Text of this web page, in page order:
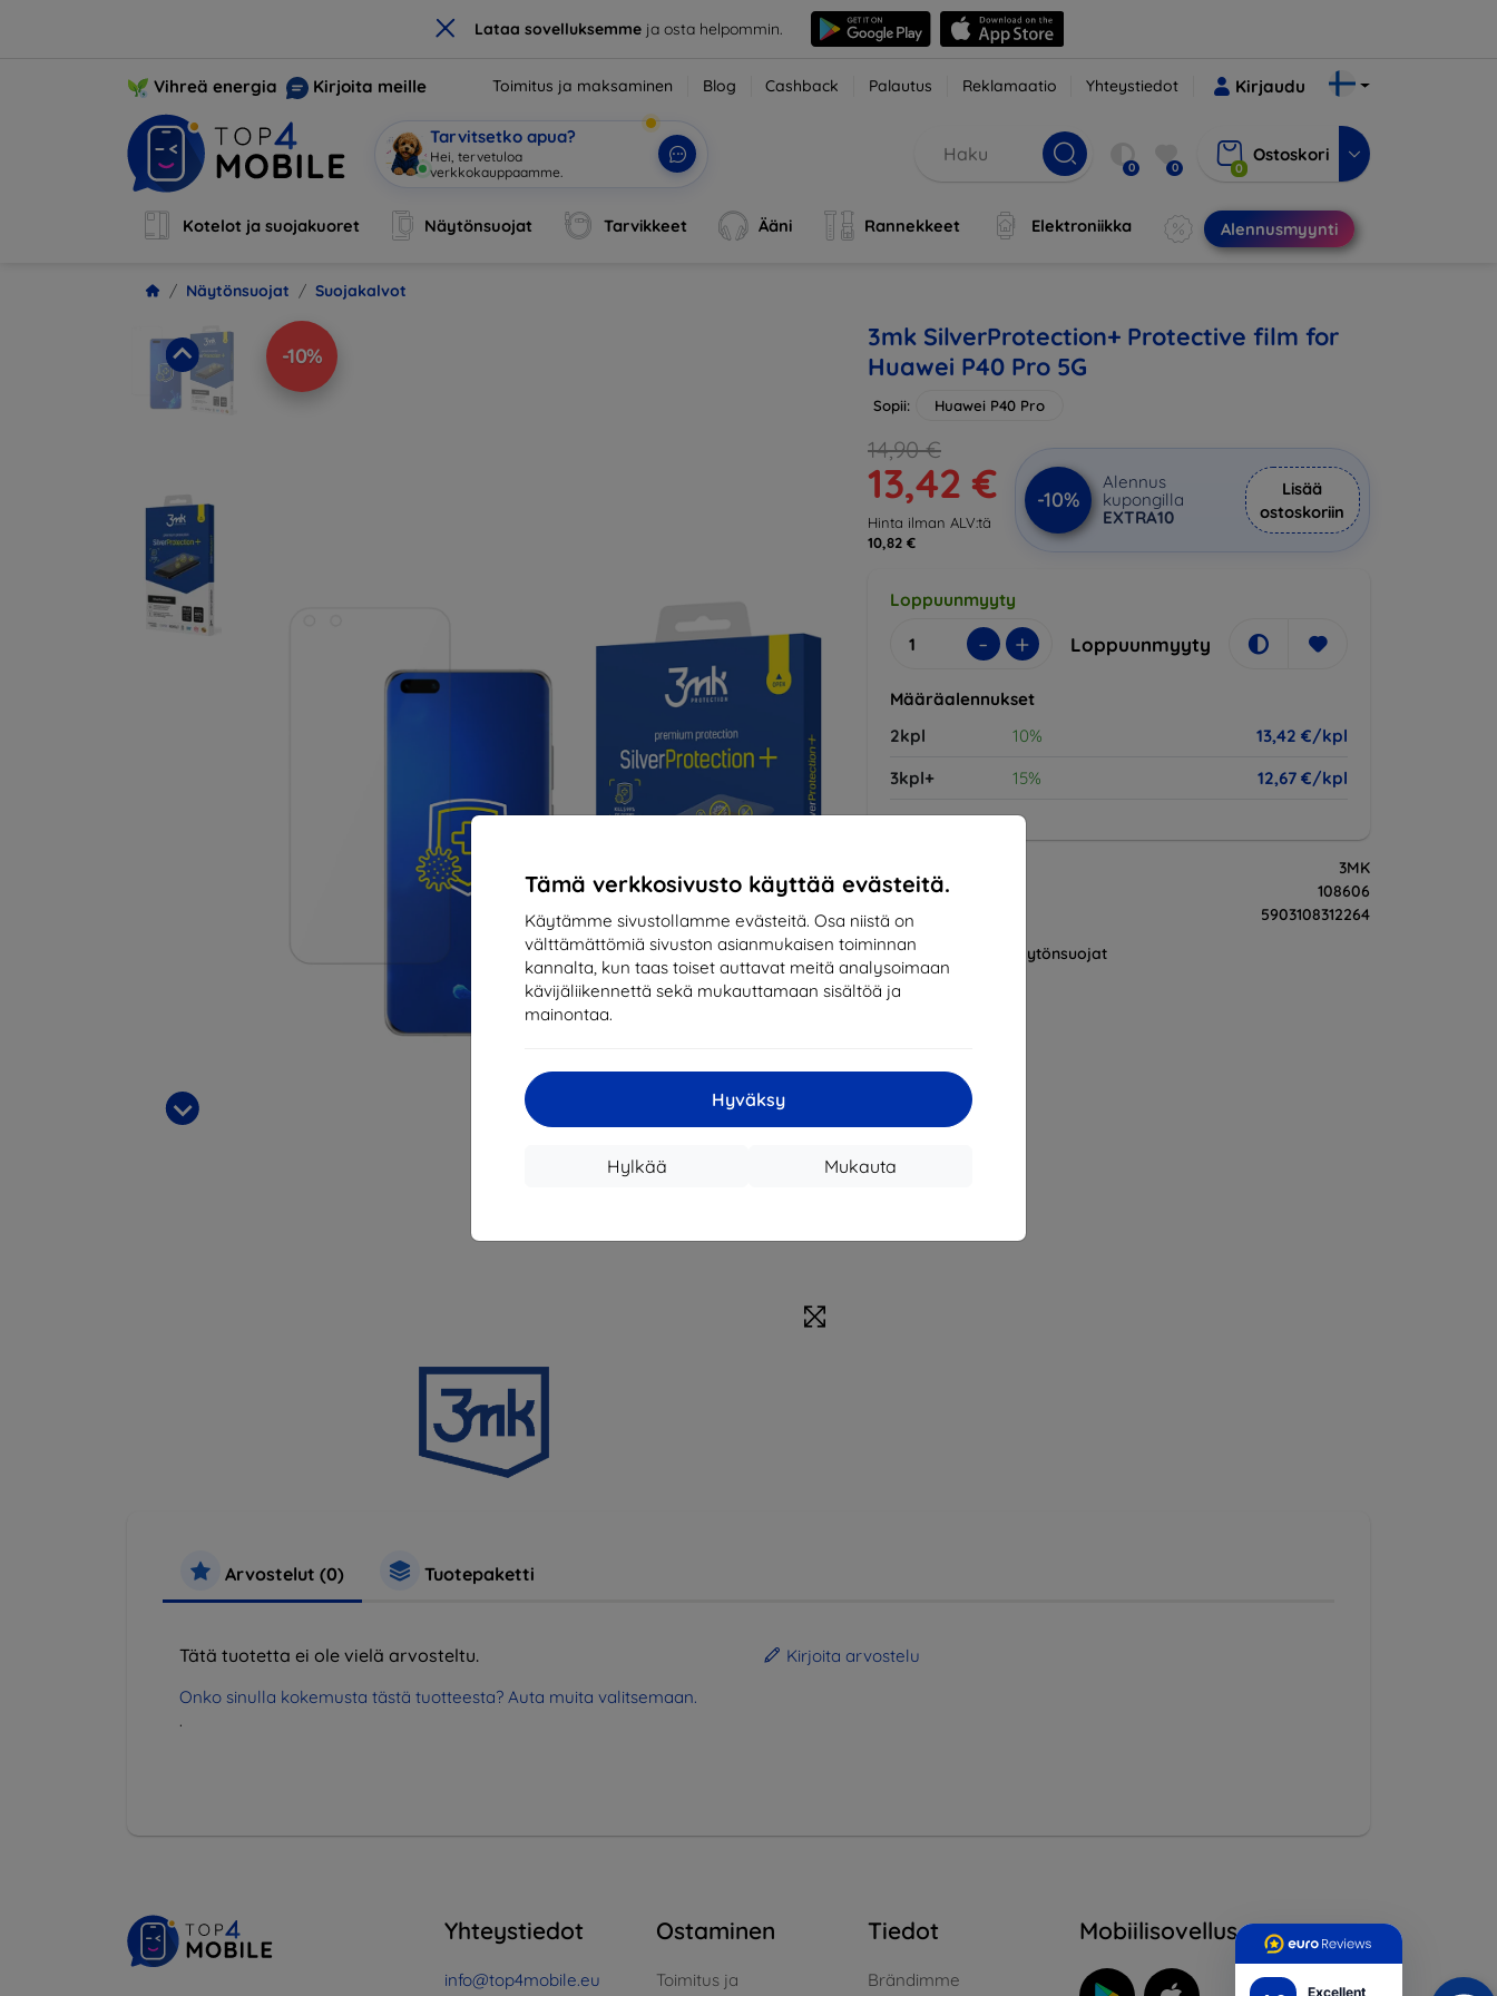
× Lataa sovelluksemmeja osta helpommin.
Excellent
Tämä verkkosivusto käyttää evästeitä.
Käytämme sivustollamme evästeitä. Osa niistä on
välttämättömiä sivuston asianmukaisen toiminnan
kannalta, kun taas toiset auttavat meitä analysoimaan
kävijäliikennettä sekä mukauttamaan sisältöä ja
mainontaa.
Hyväksy
Mukauta
Hylkää
Vihreä energia Kirjoita meille Toimitus ja maksaminen Blog Cashback Palautus Reklamaatio Yhteystiedot Kirjaudu
Tarvitsetko apua?
Hei, tervetuloa
verkkokauppaamme.
0 0 0
Ostoskori
Kotelot ja suojakuoret Näytönsuojat Tarvikkeet Ääni Rannekkeet Elektroniikka Alennusmyynti
Näytönsuojat Suojakalvot
-10%
3mk SilverProtection+ Protective film for
Huawei P40 Pro 5G
Sopii: Huawei P40 Pro
14,90 €
13,42 €
Hinta ilman ALV:tä
10,82 €
-10%
Alennus
kupongilla
EXTRA10
Lisää
ostoskoriin
Loppuunmyyty
- + Loppuunmyyty
Määräalennukset
2kpl
10%
13,42 €/kpl
3kpl+
15% 12,67 €/kpl
3MK
Tuotenumero
108606
EAN
5903108312264
Suojakalvot
Näytönsuojat
Arvostelut (0) Tuotepaketti
Tätä tuotetta ei ole vielä arvosteltu.
Onko sinulla kokemusta tästä tuotteesta? Auta muita valitsemaan.
.
Kirjoita arvostelu
Yhteystiedot
info@top4mobile.eu
Ostaminen
Toimitus ja
Tiedot
Brändimme
Mobiilisovellus